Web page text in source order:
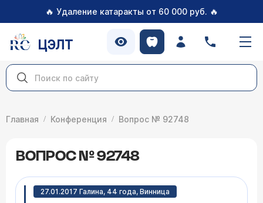
🔥 Удаление катаракты от 60 000 руб. 🔥
ЦЭЛТ
Главная Конференция Вопрос № 92748
ВОПРОС № 92748
27.01.2017 Галина, 44 года, Винница